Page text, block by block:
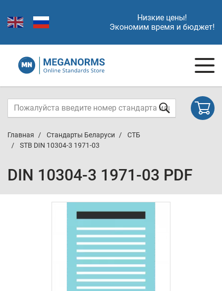
Низкие цены!
Экономим время и бюджет!
Главная Стандарты Беларуси
СТБ
STB DIN 10304-3 1971-03
DIN 10304-3 1971-03 PDF